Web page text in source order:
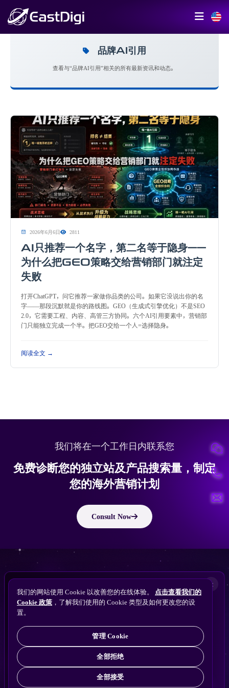
品牌AI引用
查看与“品牌AI引用”相关的所有最新资讯和动态。
2026年6月6日 2811
AI只推荐一个名字，第二名等于隐身——
为什么把GEO策略交给营销部门就注定
失败
打开ChatGPT，问它推荐一家做你品类的公司。如果它没说出你的名
字——那段沉默就是你的路线图。GEO（生成式引擎优化）不是SEO
2.0，它需要工程、内容、高管三方协同。六个AI引用要素中，营销部
门只能独立完成一个半。把GEO交给一个人=选择隐身。
阅读全文 →
我们将在一个工作日内联系您
免费诊断您的独立站及产品搜索量，制定
您的海外营销计划
Consult Now
版权所有 © 2010 ~ 2026 隽永东方/EastDigi--专注企业海外业务增长
备案号：苏ICP备14005285号-11
我们的网站使用 Cookie 以改善您的在线体验。 点击查看我们的
Cookie 政策 ，了解我们使用的 Cookie 类型及如何更改您的设
置。
管理 Cookie
全部拒绝
全部接受
×
Perplexity
Gemini
ChatGPT
搜索找到您的独立站？
免费获取隽永东方 SEO / AEO / GEO 独立站可见
免费诊断→